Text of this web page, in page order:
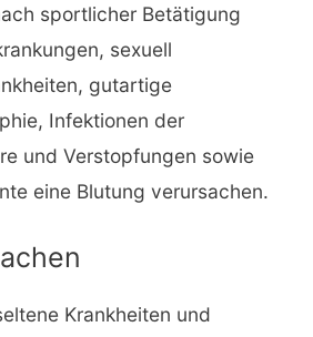
sportlicher Betätigung
sexuell
gutartige
Infektionen der
und Verstopfungen sowie
eine Blutung verursachen.
Krankheiten und